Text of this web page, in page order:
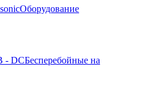
Оборудование
- DCБесперебойные на